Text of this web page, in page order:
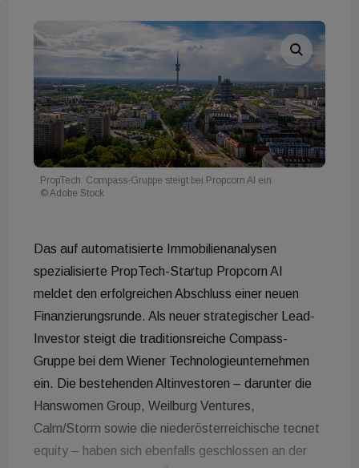
PropTech: Compass-Gruppe steigt bei Propcorn AI ein
© Adobe Stock
Das auf automatisierte Immobilienanalysen
spezialisierte PropTech-Startup Propcorn AI
meldet den erfolgreichen Abschluss einer neuen
Finanzierungsrunde. Als neuer strategischer Lead-
Investor steigt die traditionsreiche Compass-
Gruppe bei dem Wiener Technologieunternehmen
ein. Die bestehenden Altinvestoren – darunter die
Hanswomen Group, Weilburg Ventures,
Calm/Storm sowie die niederösterreichische tecnet
equity – haben sich ebenfalls geschlossen an der